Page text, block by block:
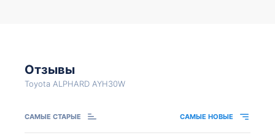
Отзывы
Toyota ALPHARD AYH30W
САМЫЕ СТАРЫЕ САМЫЕ НОВЫЕ